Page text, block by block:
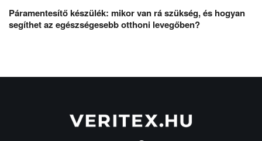
Páramentesítő készülék: mikor van rá szükség, és hogyan
segíthet az egészségesebb otthoni levegőben?